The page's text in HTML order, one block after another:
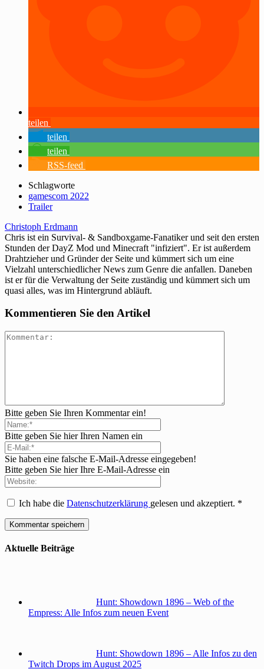
teilen
teilen
teilen
RSS-feed
Schlagworte
gamescom 2022
Trailer
Christoph Erdmann
Chris ist ein Survival- & Sandboxgame-Fanatiker und seit den ersten
Stunden der DayZ Mod und Minecraft "infiziert". Er ist außerdem
Drahtzieher und Gründer der Seite und kümmert sich um eine
Vielzahl unterschiedlicher News zum Genre die anfallen. Daneben
ist er für die Verwaltung der Seite zuständig und kümmert sich um
quasi alles, was im Hintergrund abläuft.
Kommentieren Sie den Artikel
Bitte geben Sie Ihren Kommentar ein!
Bitte geben Sie hier Ihren Namen ein
Sie haben eine falsche E-Mail-Adresse eingegeben!
Bitte geben Sie hier Ihre E-Mail-Adresse ein
Ich habe die Datenschutzerklärung gelesen und akzeptiert. *
Aktuelle Beiträge
Hunt: Showdown 1896 – Web of the
Empress: Alle Infos zum neuen Event
Hunt: Showdown 1896 – Alle Infos zu den
Twitch Drops im August 2025